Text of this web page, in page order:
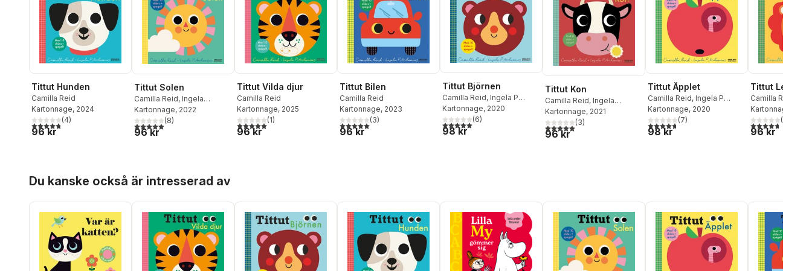
Tittut Hunden
Camilla Reid
Kartonnage, 2024
4,8utav 5 stjärnor. Totalt antal röster:
(4)
96 kr
Tittut Solen
Camilla Reid, Ingela
Arrhenius
Kartonnage, 2022
4,9utav 5 stjärnor. Totalt antal röster:
(8)
96 kr
Tittut Vilda djur
Camilla Reid
Kartonnage, 2025
5,0utav 5 stjärnor. Totalt antal röster:
(1)
96 kr
Tittut Bilen
Camilla Reid
Kartonnage, 2023
5,0utav 5 stjärnor. Totalt antal röster:
(3)
96 kr
Tittut Björnen
Camilla Reid, Ingela P
Arrhenius
Kartonnage, 2020
5,0utav 5 stjärnor. Totalt antal röster:
(6)
98 kr
Tittut Kon
Camilla Reid, Ingela
Arrhenius
Kartonnage, 2021
5,0utav 5 stjärnor. Totalt antal röster:
(3)
96 kr
Tittut Äpplet
Camilla Reid, Ingela P
Arrhenius
Kartonnage, 2020
4,7utav 5 stjärnor. Totalt antal röster:
(7)
98 kr
Tittut Lejonet
Camilla Reid
Kartonnage
4,7utav 5(
96 kr
Du kanske också är intresserad av